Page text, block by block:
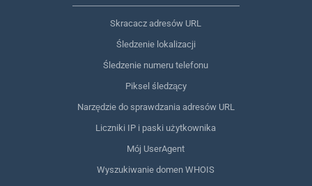
Skracacz adresów URL
Śledzenie lokalizacji
Śledzenie numeru telefonu
Piksel śledzący
Narzędzie do sprawdzania adresów URL
Liczniki IP i paski użytkownika
Mój UserAgent
Wyszukiwanie domen WHOIS